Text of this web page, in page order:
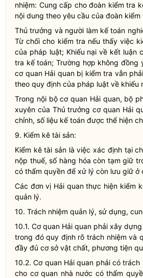
nhiệm: Cung cấp cho đoàn kiểm tra
nội dung theo yêu cầu của đoàn
Thủ trưởng và người làm kế toán
Từ chối cho kiểm tra nếu thấy việc
của pháp luật; Khiếu nại về kết luận
tra kế toán; Trường hợp không
cơ quan Hải quanbị kiểm tra vẫn
theo quy định của pháp luật về khiếu
Trong nội bộ cơ quan Hải quan, bộ
xuyên của Thủ trưởng cơ quan Hải
chỉnh, số liệu kế toán được thể hiện
9. Kiểm kê tài sản:
Kiểm kê tài sản là việc xác định tại
nộp thuế, số hàng hóa còn tạm giữ
có thẩm quyền để xử lý còn lưu giữ ở
Các đơn vị Hải quanthực hiện kiểm
quản lý.
10. Trách nhiệm quản lý, sử dụng,
10.1. Cơ quan Hải quan phải xây dựng
trong đó quy định rõ trách nhiệm và
đầy đủ cơ sở vật chất, phương tiện
10.2. Cơ quan Hải quan phải có
cho cơ quan nhà nước có thẩm